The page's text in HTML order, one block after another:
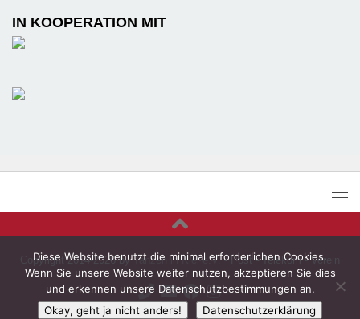
IN KOOPERATION MIT
Copyright 2014-2026 byTanzen in Kiel e.V.- Post - Telekom - Verein
Diese Website benutzt die minimal erforderlichen Cookies.
Wenn Sie unsere Website weiter nutzen, akzeptieren Sie dies
und erkennen unsere Datenschutzbestimmungen an.
Okay, geht ja nicht anders!
Datenschutzerklärung